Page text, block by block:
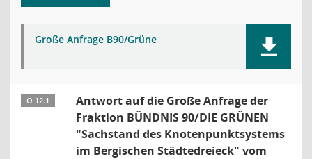
Große Anfrage B90/Grüne
Ö 12.1
Antwort auf die Große Anfrage der
Fraktion BÜNDNIS 90/DIE GRÜNEN
"Sachstand des Knotenpunktsystems
im Bergischen Städtedreieck" vom